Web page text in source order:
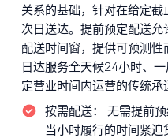
关系的基础，针对在给定
次日送达。提前预定配送
配送时间窗，提供可预测
日达服务全天候24小时、
定营业时间内运营的传统承
按需配送：
无需提前
当小时履行的时间紧迫